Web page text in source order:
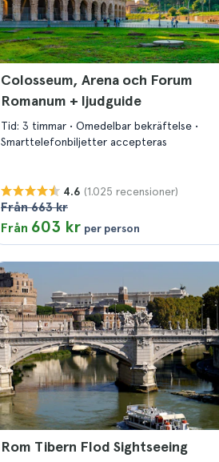
Colosseum, Arena och Forum
Romanum + ljudguide
Tid: 3 timmar
Omedelbar bekräftelse
Smarttelefonbiljetter accepteras
4.6 (1.025 recensioner)
Från 663 kr
Från 603 kr per person
Rom Tibern Flod Sightseeing